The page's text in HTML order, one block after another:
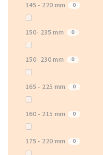
145 - 220 mm 0
150- 235 mm 0
150- 230 mm 0
165 - 225 mm 0
160 - 215 mm 0
175 - 220 mm 0